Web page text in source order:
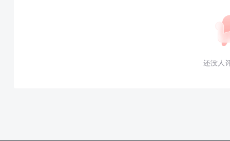
还没人